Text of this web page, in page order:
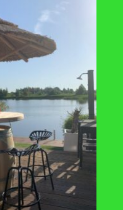
en beperkt krimpen en
Zoals bijna alle houtsoorten
op contact met ijzer. Dit kan
wat eruit kan zien als
vooraf metaalsplinters
cement vermijden (deze
om aangevuld te